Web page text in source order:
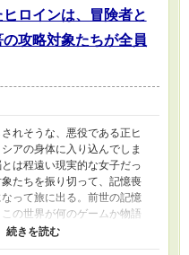
ロインは、冒険者と
攻略対象たちが全員
れそうな、悪役である正ヒ
アの身体に入り込んでしま
は程遠い現実的な女子だっ
たちを振り切って、記憶喪
って旅に出る。前世の記憶
の世界が何のゲームか物語
でも冒険者になって人生楽
出会いながら、暮らしてい